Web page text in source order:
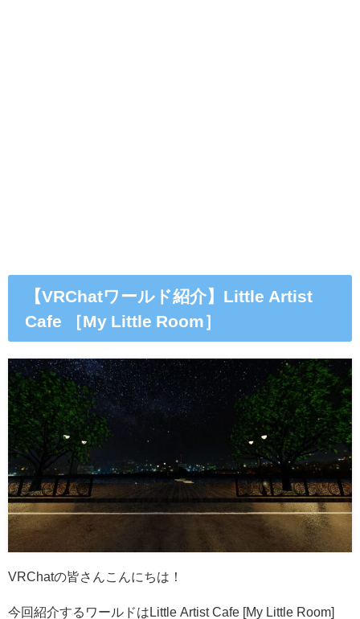
【VRChatワールド紹介】Little Artist
Cafe ［My Little Room］
VRChatの皆さんこんにちは！
今回紹介するワールドはLittle Artist Cafe [My Little Room]